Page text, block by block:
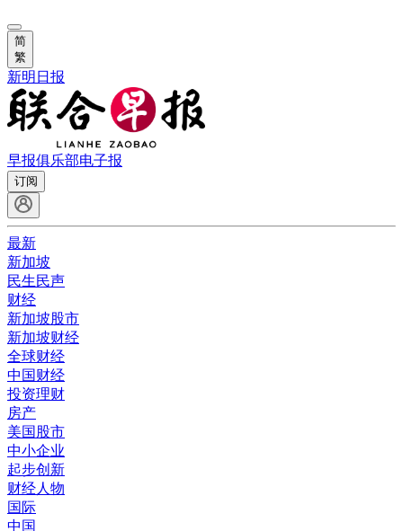
简
繁
新明日报
早报俱乐部电子报
订阅
最新
新加坡
民生民声
财经
新加坡股市
新加坡财经
全球财经
中国财经
投资理财
房产
美国股市
中小企业
起步创新
财经人物
国际
中国